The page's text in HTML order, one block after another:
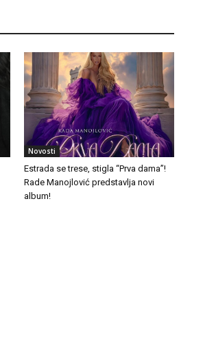
Novosti
Estrada se trese, stigla “Prva dama”!
Rade Manojlović predstavlja novi
album!